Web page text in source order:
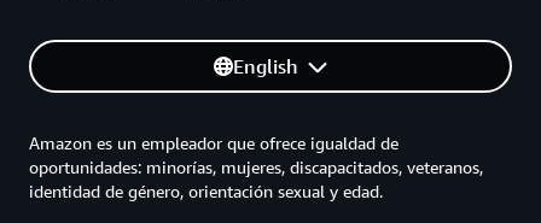
English
Amazon es un empleador que ofrece igualdad de
oportunidades: minorías, mujeres, discapacitados, veteranos,
identidad de género, orientación sexual y edad.